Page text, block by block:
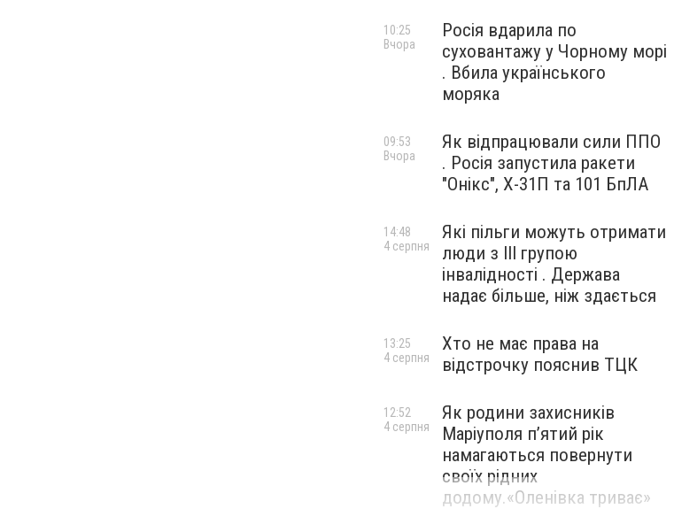
Росія вдарила по
суховантажу у Чорному морі
. Вбила українського
моряка
10:25
Вчора
Як відпрацювали сили ППО
. Росія запустила ракети
"Онікс", Х-31П та 101 БпЛА
09:53
Вчора
Які пільги можуть отримати
люди з III групою
інвалідності . Держава
надає більше, ніж здається
14:48
4 серпня
Хто не має права на
відстрочку пояснив ТЦК
13:25
4 серпня
Як родини захисників
Маріуполя пʼятий рік
намагаються повернути
своїх рідних
додому.«Оленівка триває»
12:52
4 серпня